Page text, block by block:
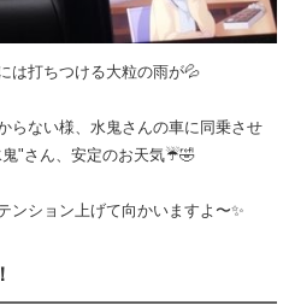
は打ちつける大粒の雨が💦
らない様、水鬼さんの車に同乗させ
"さん、安定のお天気☔🤣
ンション上げて向かいますよ〜✨